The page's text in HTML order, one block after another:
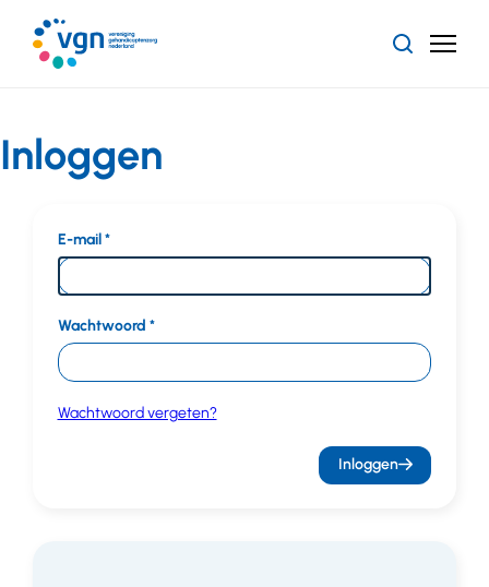
naar
hoofdinhoud
ZoekenMenu
Inloggen
E-mail
Wachtwoord
Wachtwoord vergeten?
Inloggen